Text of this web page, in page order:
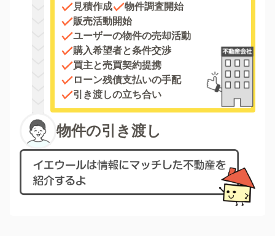
見積作成
物件調査開始
販売活動開始
ユーザーの物件の売却活動
購入希望者と条件交渉
買主と売買契約提携
ローン残債支払いの手配
引き渡しの立ち合い
物件の引き渡し